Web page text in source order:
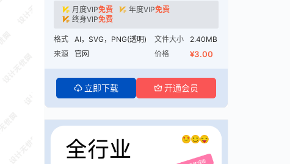
月度VIP免费 年度VIP免费
终身VIP免费
格式 AI，SVG，PNG(透明) 文件大小
2.40MB
来源
官网 价格 ¥3.00
立即下载 开通会员